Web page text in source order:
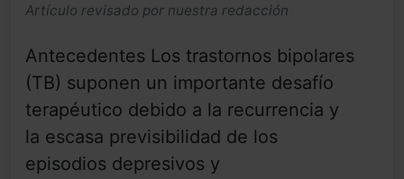
Artículo revisado por nuestra redacción
Antecedentes Los trastornos bipolares
(TB) suponen un importante desafío
terapéutico debido a la recurrencia y
la escasa previsibilidad de los
episodios depresivos y